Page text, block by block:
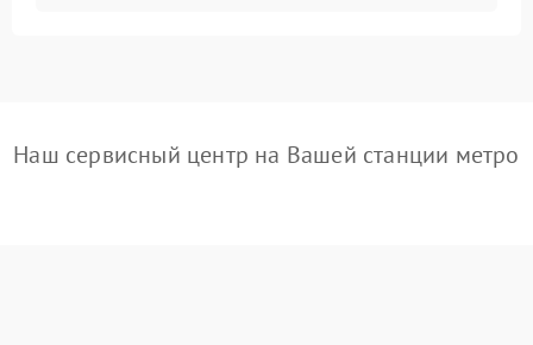
Наш сервисный центр на Вашей станции метро